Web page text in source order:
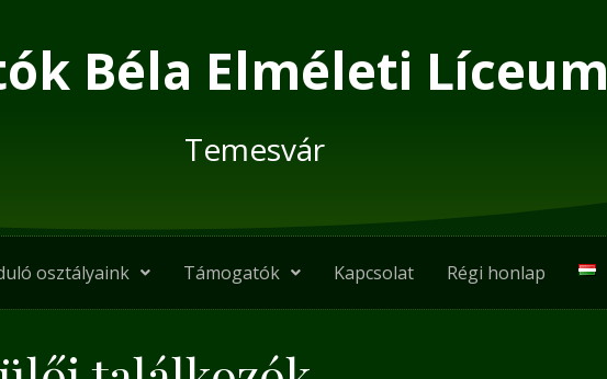
Béla Elméleti Líceum
Temesvár
osztályaink Támogatók Kapcsolat Régi honlap